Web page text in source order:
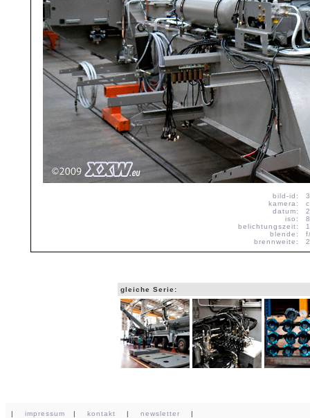
bild-id:
kamera:
datum:
iso:
belichtungszeit:
blende:
brennweite:
gleiche Serie:
| impressum | kontakt | newsletter |